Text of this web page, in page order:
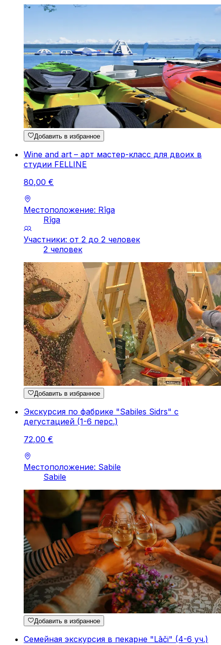
Добавить в избранное
Wine and art – арт мастер-класс для двоих в
студии FELLINE
80,00 €
Местоположение: Rīga
Rīga
Участники: от 2 до 2 человек
2 человек
Добавить в избранное
Экскурсия по фабрике "Sabiles Sidrs" с
дегустацией (1-6 перс.)
72,00 €
Местоположение: Sabile
Sabile
Добавить в избранное
Семейная экскурсия в пекарне "Lāči" (4-6 уч.)